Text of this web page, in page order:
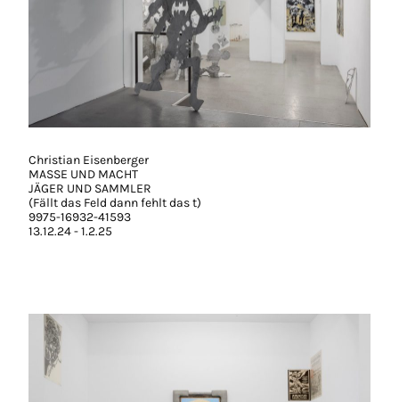
Christian Eisenberger
MASSE UND MACHT
JÄGER UND SAMMLER
(Fällt das Feld dann fehlt das t)
9975-16932-41593
13.12.24 - 1.2.25